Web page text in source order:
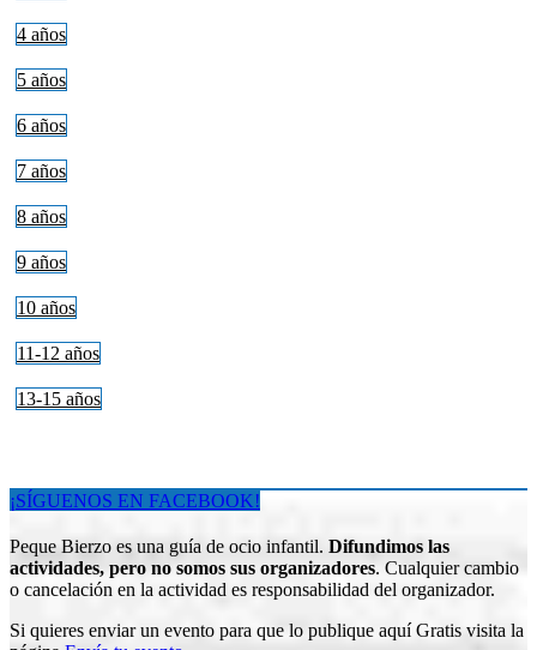
4 años
5 años
6 años
7 años
8 años
9 años
10 años
11-12 años
13-15 años
¡SÍGUENOS EN FACEBOOK!
Peque Bierzo es una guía de ocio infantil. Difundimos las
actividades, pero no somos sus organizadores. Cualquier cambio
o cancelación en la actividad es responsabilidad del organizador.
Si quieres enviar un evento para que lo publique aquí Gratis visita la